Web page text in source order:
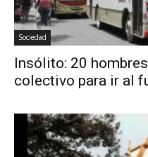
Sociedad
Insólito: 20
colectivo para ir al